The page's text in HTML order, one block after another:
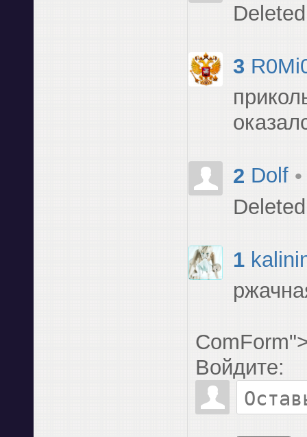
Deleted
3
2 Dolf
Deleted
1
Войдите: